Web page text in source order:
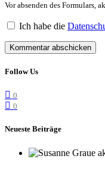
Vor absenden des Formulars,
Ich habe die
Follow Us
0
0
Neueste Beiträge